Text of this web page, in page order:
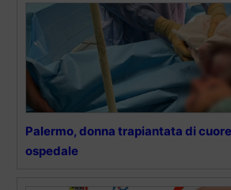
Palermo, donna trapiantata di
ospedale